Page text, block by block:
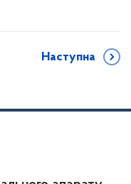
Наступна